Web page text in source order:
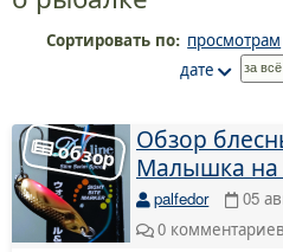
Сортировать по: просмотрам
дате
Обзор
Малышка на
palfedor 05
0 комментариев